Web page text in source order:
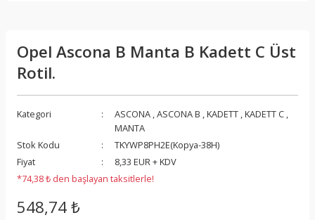
Opel Ascona B Manta B Kadett C Üst
Rotil.
Kategori ASCONA ,ASCONA B ,KADETT ,KADETT C ,
MANTA
Stok Kodu
TKYWP8PH2E(Kopya-38H)
Fiyat
8,33 EUR + KDV
*74,38 ₺ den başlayan taksitlerle!
548,74 ₺